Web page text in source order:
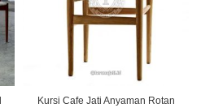
Kursi Cafe Jati Anyaman Rotan